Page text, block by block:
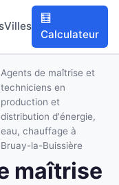
Villes
🧮
Calculateur
Agents de maîtrise et
techniciens en
production et
distribution d'énergie,
eau, chauffage à
Bruay-la-Buissière
maîtrise